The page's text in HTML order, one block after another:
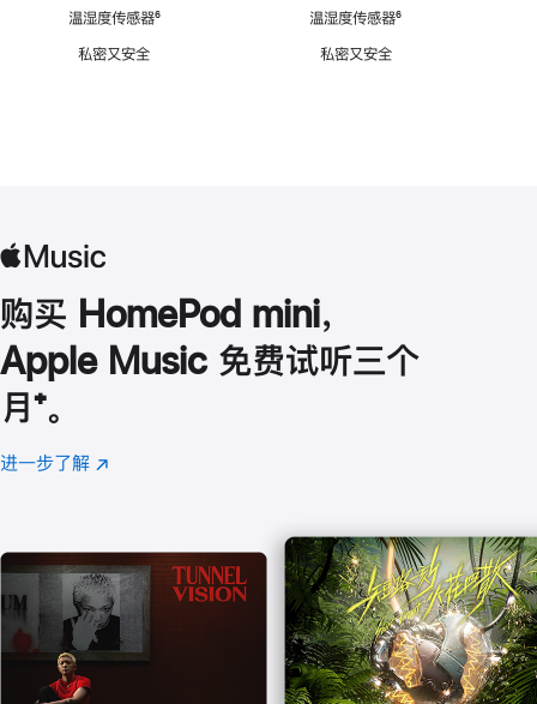
温湿度传感器脚
⁶
私密又安全
温湿度传感器脚
⁶
私密又安全
购买 HomePod mini，
Apple Music 免费试听三个
月 脚
注
⁺。
进一步了解 Apple
(在
口
中
打
开)